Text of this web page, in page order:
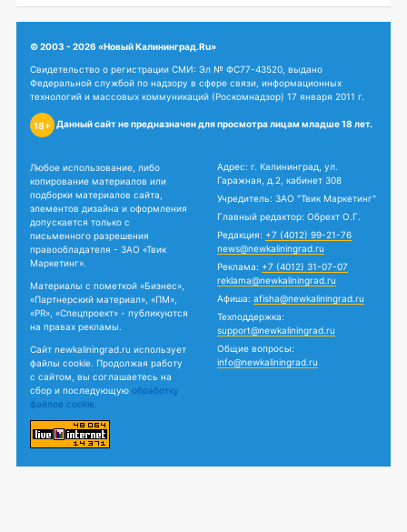
© 2003 - 2026 «Новый Калининград.Ru»
Свидетельство о регистрации СМИ: Эл № ФС77-43520, выдано
Федеральной службой по надзору в сфере связи, информационных
технологий и массовых коммуникаций (Роскомнадзор) 17 января 2011 г.
18+ Данный сайт не предназначен для просмотра лицам младше 18 лет.
Любое использование, либо
копирование материалов или
подборки материалов сайта,
элементов дизайна и оформления
допускается только с
письменного разрешения
правообладателя - ЗАО «Твик
Маркетинг».
Материалы с пометкой «Бизнес»,
«Партнерский материал», «ПМ»,
«PR», «Спецпроект» - публикуются
на правах рекламы.
Сайт newkaliningrad.ru использует
файлы cookie. Продолжая работу
с сайтом, вы соглашаетесь на
сбор и последующую обработку
файлов cookie.
Адрес: г. Калининград, ул.
Гаражная, д.2, кабинет 308
Учредитель: ЗАО "Твик Маркетинг"
Главный редактор: Обрехт О.Г.
Редакция: +7 (4012) 99-21-76
news@newkaliningrad.ru
Реклама: +7 (4012) 31-07-07
reklama@newkaliningrad.ru
Афиша: afisha@newkaliningrad.ru
Техподдержка:
support@newkaliningrad.ru
Общие вопросы:
info@newkaliningrad.ru